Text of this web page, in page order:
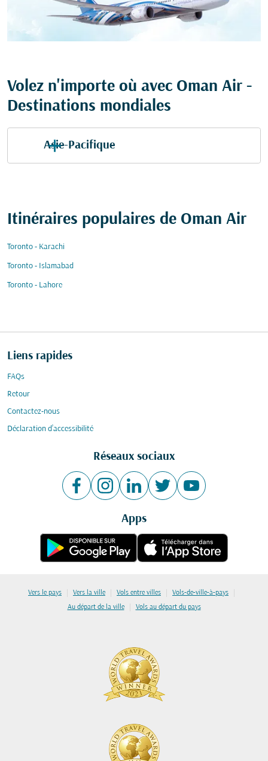
Volez n'importe où avec Oman Air -
Destinations mondiales
Asie-Pacifique
Itinéraires populaires de Oman Air
Toronto - Karachi
Toronto - Islamabad
Toronto - Lahore
Liens rapides
FAQs
Retour
Contactez-nous
Déclaration d’accessibilité
Réseaux sociaux
Apps
Vers le pays | Vers la ville | Vols entre villes | Vols-de-ville-à-pays |
Au départ de la ville | Vols au départ du pays